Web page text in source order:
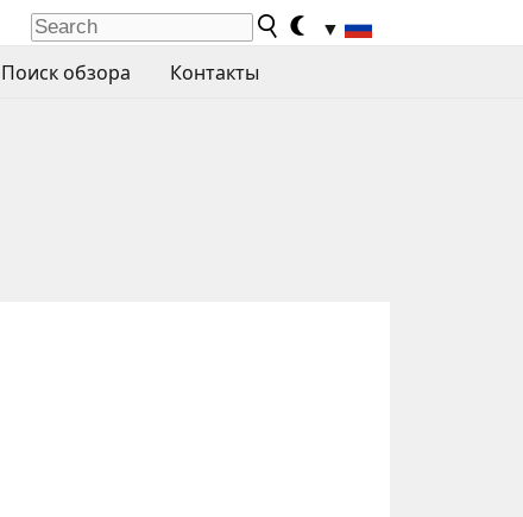
▼
Поиск обзора Контакты